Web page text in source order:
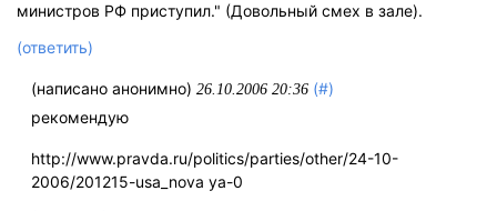
министров РФ приступил." (Довольный смех в зале).
(ответить)
(написано анонимно) 26.10.2006 20:36 (#)
рекомендую
http://www.pravda.ru/politics/parties/other/24-10-
2006/201215-usa_nova ya-0